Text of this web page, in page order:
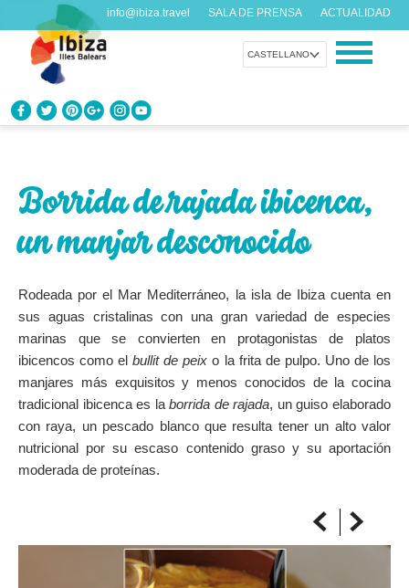
CASTELLANO
info@ibiza.travel SALA DE PRENSA ACTUALIDAD
Propuestas para todos los gustos
AGENDA
Cada día algo nuevo
ORGANIZA TU VIAJE
Datos prácticos antes de visitarnos
SOBRE EL MAPA
Llega siempre a tu destino
Borrida de rajada ibicenca,
un manjar desconocido
Rodeada por el Mar Mediterráneo, la isla de Ibiza cuenta en
sus aguas cristalinas con una gran variedad de especies
marinas que se convierten en protagonistas de platos
ibicencos como elbullit de peix o la frita de pulpo. Uno de los
manjares más exquisitos y menos conocidos de la cocina
tradicional ibicenca es laborrida de rajada, un guiso elaborado
con raya, un pescado blanco que resulta tener un alto valor
nutricional por su escaso contenido graso y su aportación
moderada de proteínas.